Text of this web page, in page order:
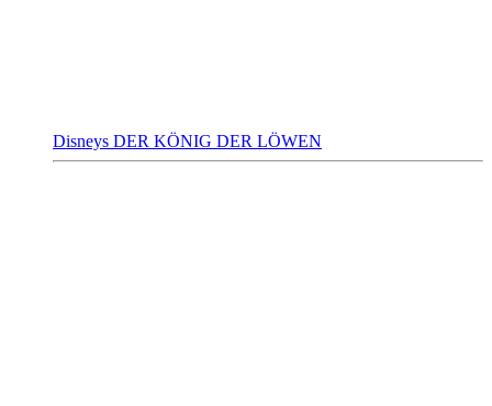
Disneys DER KÖNIG DER LÖWEN